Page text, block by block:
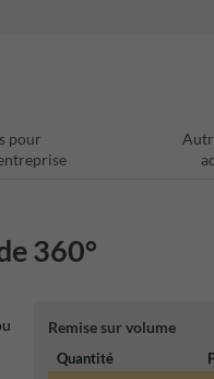
pour
360°
Remise sur volume
Quantité